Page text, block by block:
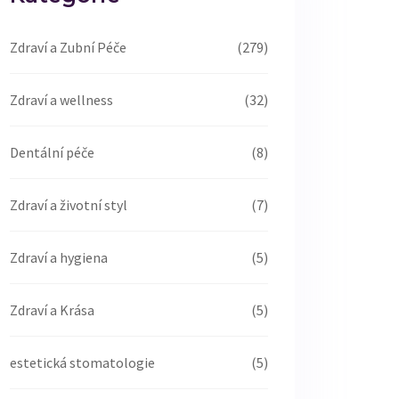
Zdraví a Zubní Péče (279)
Zdraví a wellness (32)
Dentální péče (8)
Zdraví a životní styl (7)
Zdraví a hygiena (5)
Zdraví a Krása (5)
estetická stomatologie (5)